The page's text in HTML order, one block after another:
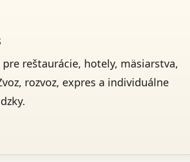
reštaurácie, hotely, mäsiarstva,
rozvoz, expres a individuálne